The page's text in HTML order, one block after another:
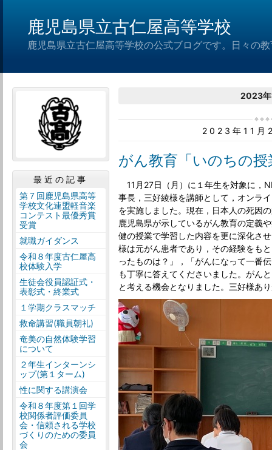
鹿児島県立古仁屋高等学校
鹿児島県立古仁屋高等学校の公式ブログです。日々の
2023年
2023年11月
がん教育「いのちの
11月27日（月）に１年生を対象に，
事長，三好綾様を講師として，オンラ
を実施しました。現在，日本人の死因
鹿児島県が示しているがん教育の定義
健の授業で学習した内容を更に深化さ
様は元がん患者であり，その経験をも
ったものは？」，「がんになって一番
も丁寧に答えてくださいました。がん
と考える機会となりました。三好様あ
最近の記事
第７回鹿児島県高等
学校文化連盟軽音楽
コンテスト最優秀賞
受賞
就職ガイダンス
令和８年度古仁屋高
校体験入学
生徒会役員認証式・
表彰式・終業式
１学期クラスマッチ
救命講習(職員朝礼)
奄美の自然体験学習
について
２年生インターンシ
ップ(第１ターム)
性に関する講演会
令和８年度第１回学
校関係者評価委員
会・信頼される学校
づくりのための委員
会